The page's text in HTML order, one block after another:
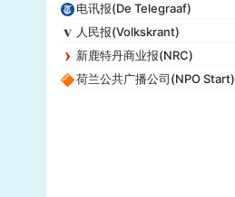
电讯报(De Telegraaf)
人民报(Volkskrant)
新鹿特丹商业报(NRC)
荷兰公共广播公司(NPO Start)